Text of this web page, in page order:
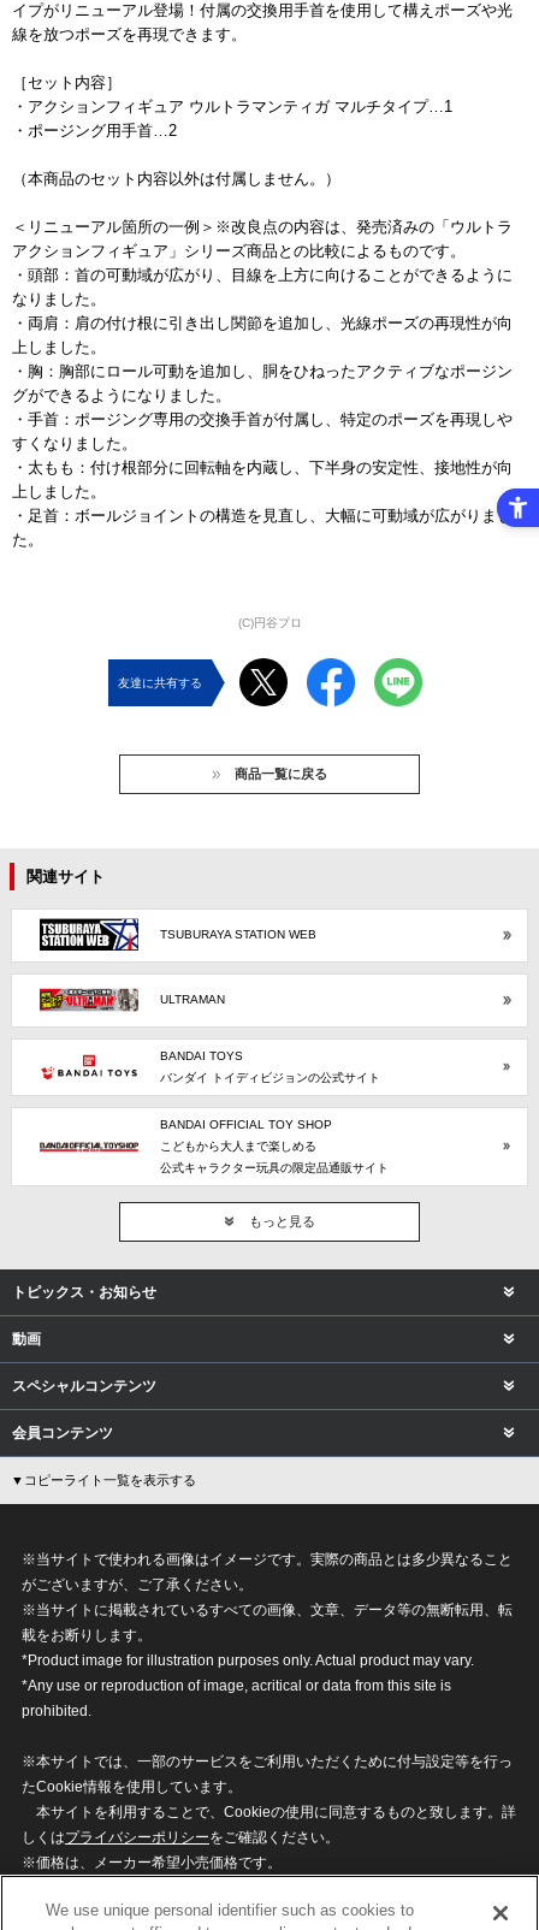
イプがリニューアル登場！付属の交換用手首を使用して構えポーズや光
線を放つポーズを再現できます。
［セット内容］
・アクションフィギュア ウルトラマンティガ マルチタイプ…1
・ポージング用手首…2
（本商品のセット内容以外は付属しません。）
＜リニューアル箇所の一例＞※改良点の内容は、発売済みの「ウルトラ
アクションフィギュア」シリーズ商品との比較によるものです。
・頭部：首の可動域が広がり、目線を上方に向けることができるように
なりました。
・両肩：肩の付け根に引き出し関節を追加し、光線ポーズの再現性が向
上しました。
・胸：胸部にロール可動を追加し、胴をひねったアクティブなポージン
グができるようになりました。
・手首：ポージング専用の交換手首が付属し、特定のポーズを再現しや
すくなりました。
・太もも：付け根部分に回転軸を内蔵し、下半身の安定性、接地性が向
上しました。
・足首：ボールジョイントの構造を見直し、大幅に可動域が広がりまし
た。
(C)円谷プロ
友達に共有する
商品一覧に戻る
関連サイト
TSUBURAYA STATION WEB
ULTRAMAN
BANDAI TOYS
バンダイ トイディビジョンの公式サイト
BANDAI OFFICIAL TOY SHOP
こどもから大人まで楽しめる
公式キャラクター玩具の限定品通販サイト
もっと見る
トピックス・お知らせ
動画
スペシャルコンテンツ
会員コンテンツ
▼コピーライト一覧を表示する
※当サイトで使われる画像はイメージです。実際の商品とは多少異なること
がございますが、ご了承ください。
※当サイトに掲載されているすべての画像、文章、データ等の無断転用、転
載をお断りします。
*Product image for illustration purposes only. Actual product may vary.
*Any use or reproduction of image, acritical or data from this site is
prohibited.
※本サイトでは、一部のサービスをご利用いただくために付与設定等を行っ
たCookie情報を使用しています。
本サイトを利用することで、Cookieの使用に同意するものと致します。詳
しくはプライバシーポリシーをご確認ください。
※価格は、メーカー希望小売価格です。
ざいますのでご了承ください。
We use unique personal identifier such as cookies to